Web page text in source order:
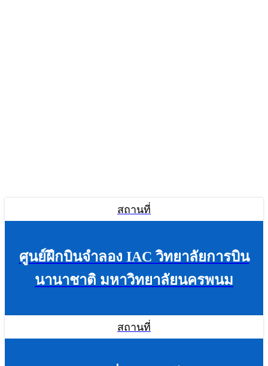
สถานที่
ศูนย์ฝึกบินจำลอง IAC วิทยาลัยการบิน
นานาชาติ มหาวิทยาลัยนครพนม
สถานที่